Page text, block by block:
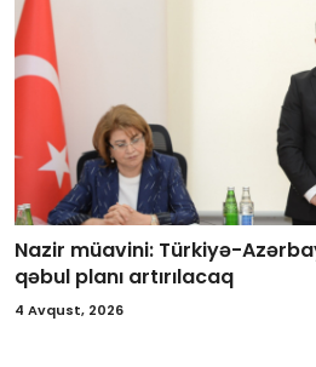
Nazir müavini: Türkiyə-
qəbul planı artırılacaq
4 Avqust, 2026